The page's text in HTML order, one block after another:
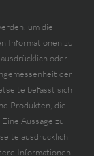
um die
Informationen zu
oder
der
befasst sich
Produkten, die
Aussage zu
ausdrücklich
Informationen